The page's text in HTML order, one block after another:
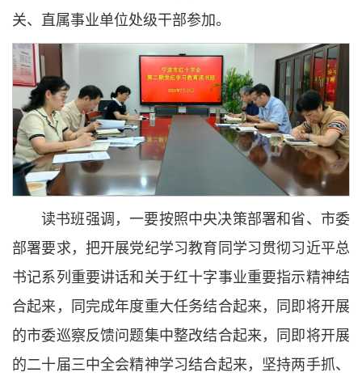
关、直属事业单位处级干部参加。
读书班强调，一要按照中央决策部署和省、市委
部署要求，把开展党纪学习教育同学习贯彻习近平总
书记系列重要讲话和关于红十字事业重要指示精神结
合起来，同完成年度重大任务结合起来，同即将开展
的市委巡察反馈问题集中整改结合起来，同即将开展
的二十届三中全会精神学习结合起来，坚持两手抓、